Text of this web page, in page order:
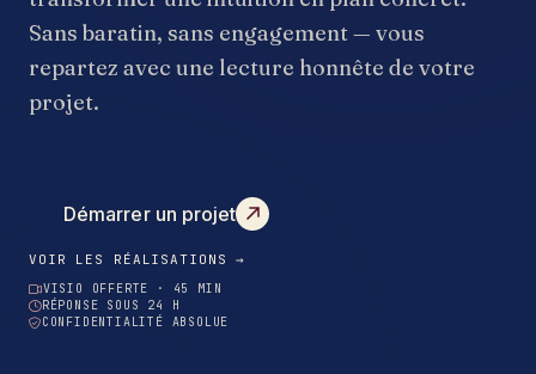
Sans baratin, sans engagement — vous
repartez avec une lecture honnête de votre
projet.
Démarrer un projet
VOIR LES RÉALISATIONS →
VISIO OFFERTE · 45 MIN
RÉPONSE SOUS 24 H
CONFIDENTIALITÉ ABSOLUE